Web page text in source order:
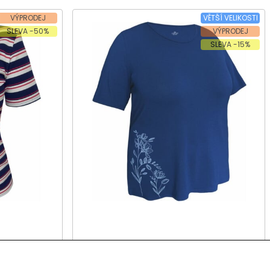
VÝPRODEJ
SLEVA -50%
VĚTŠÍ VELIKOSTI
VÝPRODEJ
SLEVA -15%